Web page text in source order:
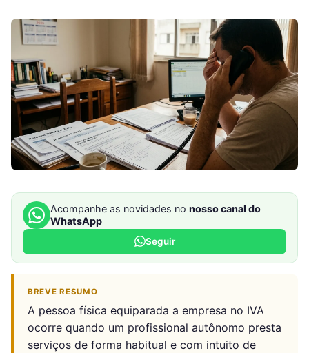
Acompanhe as novidades no nosso canal do
WhatsApp
Seguir
BREVE RESUMO
A pessoa física equiparada a empresa no IVA
ocorre quando um profissional autônomo presta
serviços de forma habitual e com intuito de